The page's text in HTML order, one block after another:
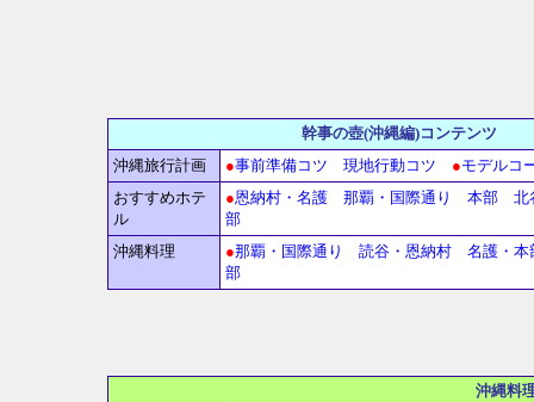
幹事の壺(沖縄編
沖縄旅行計画 ●事前準備コツ 現地行動コツ ●モデルコ
おすすめホテ
ル
●恩納村・名護 那覇・国際通り 本部
北
部
沖縄料理
●那覇・国際通り 読谷・恩納村
名護・本
部
沖縄料